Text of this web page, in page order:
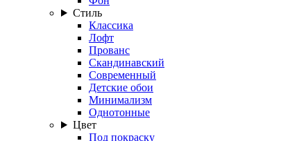
Стиль
Классика
Лофт
Прованс
Скандинавский
Современный
Детские обои
Минимализм
Однотонные
Цвет
Под покраску